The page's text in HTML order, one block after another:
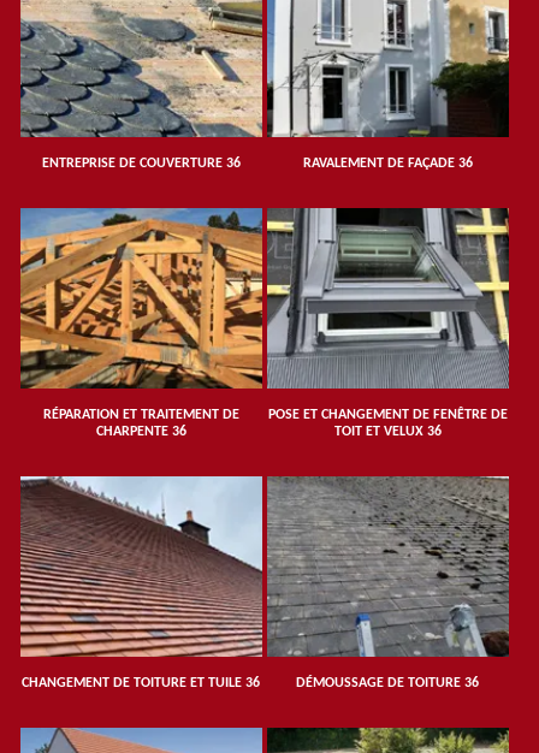
ENTREPRISE DE COUVERTURE 36 RAVALEMENT DE FAÇADE 36
RÉPARATION ET TRAITEMENT DE
CHARPENTE 36
POSE ET CHANGEMENT DE FENÊTRE DE
TOIT ET VELUX 36
CHANGEMENT DE TOITURE ET TUILE 36 DÉMOUSSAGE DE TOITURE 36